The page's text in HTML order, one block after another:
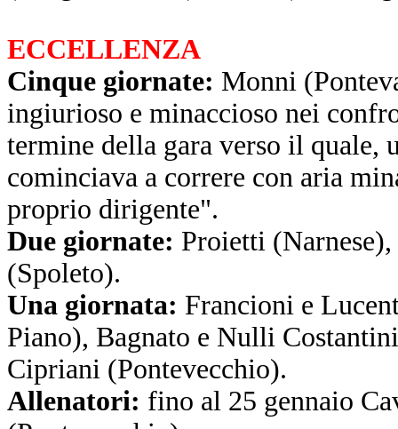
ECCELLENZA
Cinque giornate: Monni
ingiurioso e minaccioso nei
termine della gara verso il quale,
cominciava a correre con aria
proprio dirigente".
Due giornate: Proietti
(Spoleto).
Una giornata: Francioni e
Piano), Bagnato e Nulli
Cipriani (Pontevecchio).
Allenatori: fino al 25 gennaio